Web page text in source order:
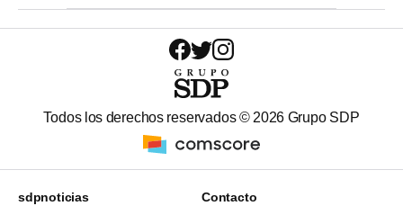
Todos los derechos reservados © 2026 Grupo SDP
sdpnoticias Contacto